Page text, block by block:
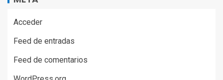
Acceder
Feed de entradas
Feed de comentarios